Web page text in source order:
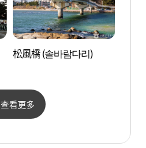
松風橋 (솔바람다리)
查看更多